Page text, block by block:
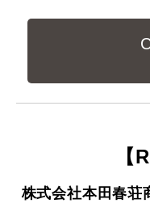
【
株式会社本田春荘